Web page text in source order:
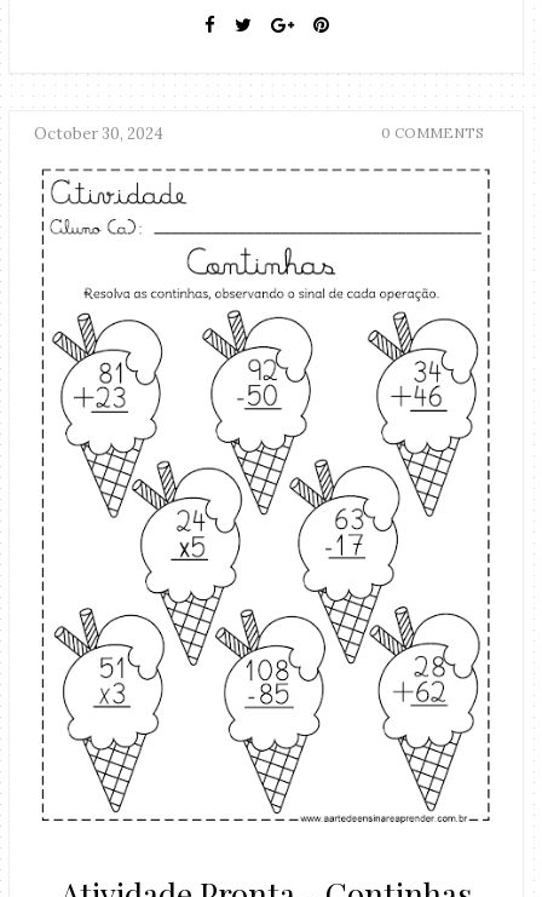
October 30, 2024 0 COMMENTS